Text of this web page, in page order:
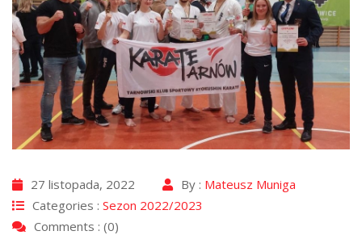
27 listopada, 2022 By : Mateusz Muniga
Categories : Sezon 2022/2023
Comments : (0)